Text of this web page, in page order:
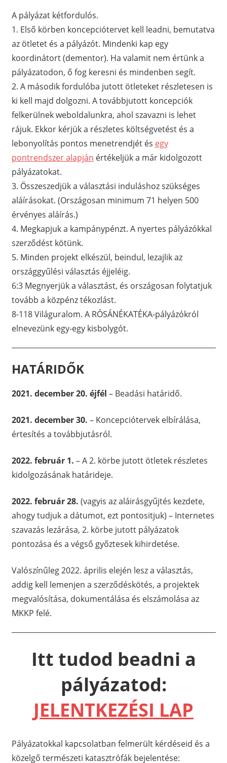
A pályázat kétfordulós.
1. Első körben koncepciótervet kell leadni, bemutatva
az ötletet és a pályázót. Mindenki kap egy
koordinátort (dementor). Ha valamit nem értünk a
pályázatodon, ő fog keresni és mindenben segít.
2. A második fordulóba jutott ötleteket részletesen is
ki kell majd dolgozni. A továbbjutott koncepciók
felkerülnek weboldalunkra, ahol szavazni is lehet
rájuk. Ekkor kérjük a részletes költségvetést és a
lebonyolítás pontos menetrendjét és egy
pontrendszer alapján értékeljük a már kidolgozott
pályázatokat.
3. Összeszedjük a választási induláshoz szükséges
aláírásokat. (Országosan minimum 71 helyen 500
érvényes aláírás.)
4. Megkapjuk a kampánypénzt. A nyertes pályázókkal
szerződést kötünk.
5. Minden projekt elkészül, beindul, lezajlik az
országgyűlési választás éjjeléig.
6:3 Megnyerjük a választást, és országosan folytatjuk
tovább a közpénz tékozlást.
8-118 Világuralom. A RÓSÁNÉKATÉKA-pályázókról
elnevezünk egy-egy kisbolygót.
HATÁRIDŐK
2021. december 20. éjfél – Beadási határidő.
2021. december 30. – Koncepciótervek elbírálása,
értesítés a továbbjutásról.
2022. február 1. – A 2. körbe jutott ötletek részletes
kidolgozásának határideje.
2022. február 28. (vagyis az aláirásgyűjtés kezdete,
ahogy tudjuk a dátumot, ezt pontositjuk) – Internetes
szavazás lezárása, 2. körbe jutott pályázatok
pontozása és a végső győztesek kihirdetése.
Valószínűleg 2022. április elején lesz a választás,
addig kell lemenjen a szerződéskötés, a projektek
megvalósítása, dokumentálása és elszámolása az
MKKP felé.
Itt tudod beadni a
pályázatod:
JELENTKEZÉSI LAP
Pályázatokkal kapcsolatban felmerült kérdéseid és a
közelgő természeti katasztrófák bejelentése: